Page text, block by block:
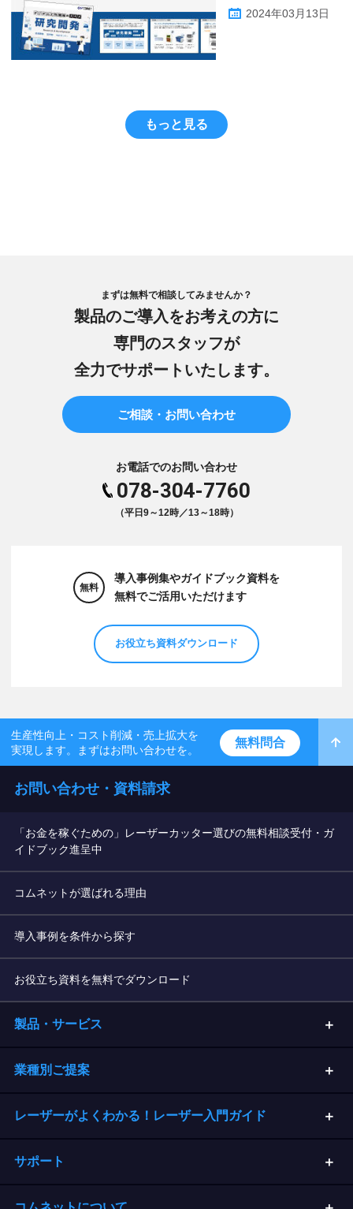
2024年03月13日
もっと見る
まずは無料で相談してみませんか？
製品のご導入をお考えの方に
専門のスタッフが
全力でサポートいたします。
ご相談・お問い合わせ
お電話でのお問い合わせ
078-304-7760
（平日9～12時／13～18時）
無料
導入事例集やガイドブック資料を
無料でご活用いただけます
お役立ち資料ダウンロード
生産性向上・コスト削減・売上拡大を
実現します。まずはお問い合わせを。
無料問合
お問い合わせ・資料請求
「お金を稼ぐための」レーザーカッター選びの無料相談受付・ガ
イドブック進呈中
コムネットが選ばれる理由
導入事例を条件から探す
お役立ち資料を無料でダウンロード
製品・サービス
業種別ご提案
レーザーがよくわかる！レーザー入門ガイド
サポート